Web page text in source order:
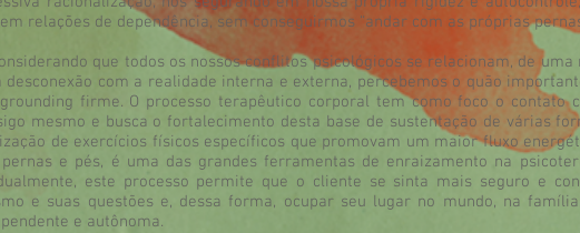
relações de dependência, sem conseguirmos “andar com as próprias
que todos os nossos conflitos psicológicos se relacionam, de
desconexão com a realidade interna e externa, percebemos o quão
firme. O processo terapêutico corporal tem como foco o contato
mesmo e busca o fortalecimento desta base de sustentação de várias
de exercícios físicos específicos que promovam um maior fluxo
e pés, é uma das grandes ferramentas de enraizamento na
este processo permite que o cliente se sinta mais seguro e
e suas questões e, dessa forma, ocupar seu lugar no mundo, na
e autônoma.